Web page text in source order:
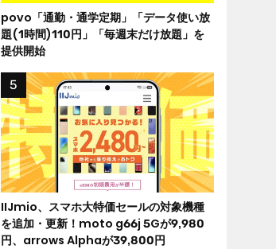
povo「通勤・通学定期」「データ使い放
題(1時間)110円」「毎週末だけ放題」を
提供開始
IIJmio、スマホ大特価セールの対象機種
を追加・更新！moto g66j 5Gが9,980
円、arrows Alphaが39,800円